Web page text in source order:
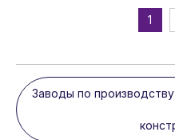
1
Заводы по